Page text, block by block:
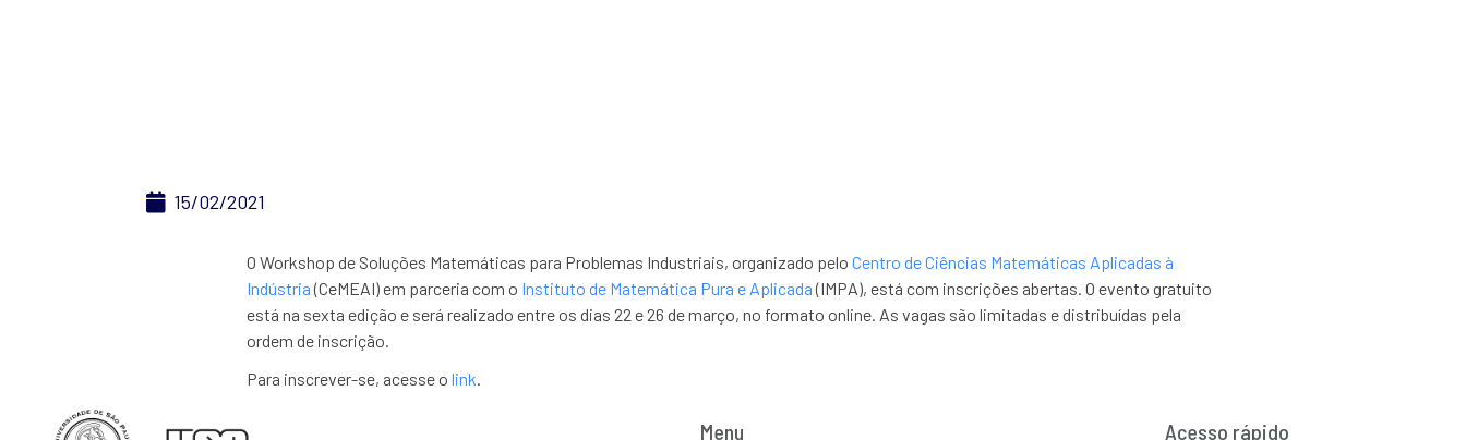
15/02/2021
O Workshop de Soluções Matemáticas para Problemas Industriais, organizado pelo Centro de Ciências Matemáticas Aplicadas à
Indústria(CeMEAI) em parceria com o Instituto de Matemática Pura e Aplicada(IMPA), está com inscrições abertas. O evento gratuito
está na sexta edição e será realizado entre os dias 22 e 26 de março, no formato online. As vagas são limitadas e distribuídas pela
ordem de inscrição.
Para inscrever-se, acesse o link.
Menu Acesso rápido